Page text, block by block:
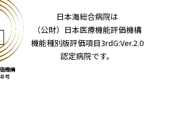
日本海総合病院は
（公財）日本医療機能評価機構
機能種別版評価項目3rdG:Ver.2.0
認定病院です。